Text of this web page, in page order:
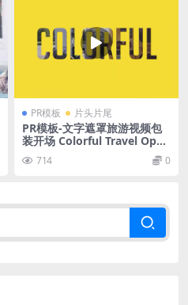
PR模板 片头片尾
PR模板-文字遮罩旅游视频包
装开场 Colorful Travel Open
er Typography Slideshow
714 0